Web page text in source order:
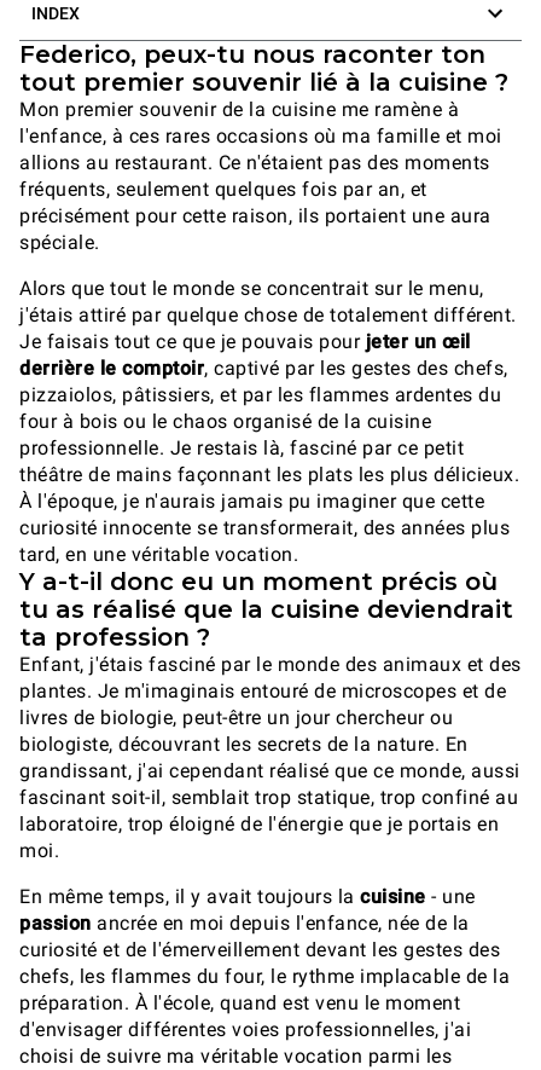
INDEX
Federico, peux-tu nous raconter ton
tout premier souvenir lié à la cuisine ?
Mon premier souvenir de la cuisine me ramène à
l'enfance, à ces rares occasions où ma famille et moi
allions au restaurant. Ce n'étaient pas des moments
fréquents, seulement quelques fois par an, et
précisément pour cette raison, ils portaient une aura
spéciale.
Alors que tout le monde se concentrait sur le menu,
j'étais attiré par quelque chose de totalement différent.
Je faisais tout ce que je pouvais pour jeter un œil
derrière le comptoir, captivé par les gestes des chefs,
pizzaiolos, pâtissiers, et par les flammes ardentes du
four à bois ou le chaos organisé de la cuisine
professionnelle. Je restais là, fasciné par ce petit
théâtre de mains façonnant les plats les plus délicieux.
À l'époque, je n'aurais jamais pu imaginer que cette
curiosité innocente se transformerait, des années plus
tard, en une véritable vocation.
Y a-t-il donc eu un moment précis où
tu as réalisé que la cuisine deviendrait
ta profession ?
Enfant, j'étais fasciné par le monde des animaux et des
plantes. Je m'imaginais entouré de microscopes et de
livres de biologie, peut-être un jour chercheur ou
biologiste, découvrant les secrets de la nature. En
grandissant, j'ai cependant réalisé que ce monde, aussi
fascinant soit-il, semblait trop statique, trop confiné au
laboratoire, trop éloigné de l'énergie que je portais en
moi.
En même temps, il y avait toujours la cuisine - une
passion ancrée en moi depuis l'enfance, née de la
curiosité et de l'émerveillement devant les gestes des
chefs, les flammes du four, le rythme implacable de la
préparation. À l'école, quand est venu le moment
d'envisager différentes voies professionnelles, j'ai
choisi de suivre ma véritable vocation parmi les